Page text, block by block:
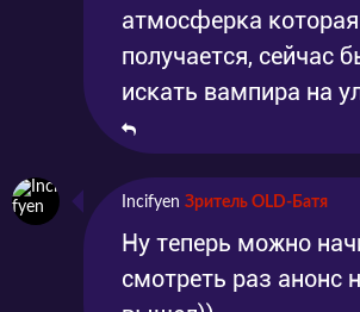
аниме “Песнь ночных сов” от
Тэцуя Мияниси можно
сайте совершенно бесплатно,
качество картинки и
проведенное с вашими
У нас вы также можете
атмосферка
получается, сейчас
искать вампира на
Incifyen Зритель OLD-Батя
Ну теперь можно
смотреть раз анонс